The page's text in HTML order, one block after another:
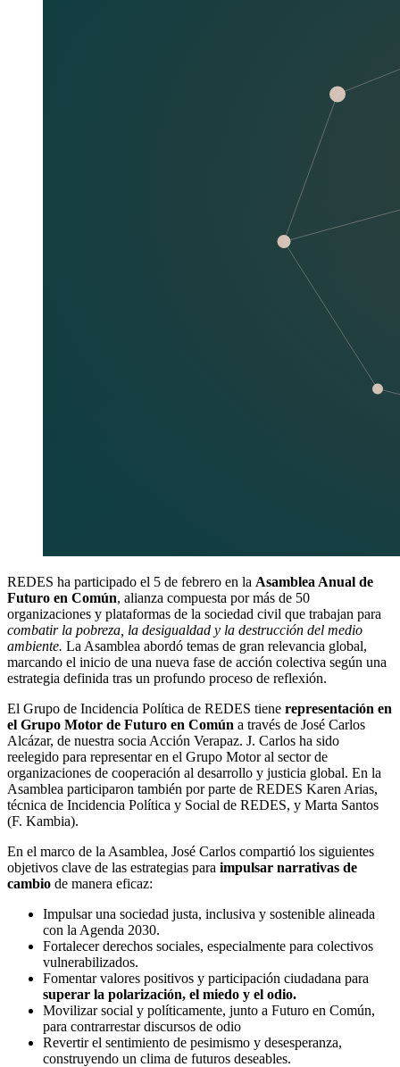
REDES ha participado el 5 de febrero en la Asamblea Anual de
Futuro en Común, alianza compuesta por más de 50
organizaciones y plataformas de la sociedad civil que trabajan para
combatir la pobreza, la desigualdad y la destrucción del medio
ambiente. La Asamblea abordó temas de gran relevancia global,
marcando el inicio de una nueva fase de acción colectiva según una
estrategia definida tras un profundo proceso de reflexión.
El Grupo de Incidencia Política de REDES tiene representación en
el Grupo Motor de Futuro en Común a través de José Carlos
Alcázar, de nuestra socia Acción Verapaz. J. Carlos ha sido
reelegido para representar en el Grupo Motor al sector de
organizaciones de cooperación al desarrollo y justicia global. En la
Asamblea participaron también por parte de REDES Karen Arias,
técnica de Incidencia Política y Social de REDES, y Marta Santos
(F. Kambia).
En el marco de la Asamblea, José Carlos compartió los siguientes
objetivos clave de las estrategias para impulsar narrativas de
cambio de manera eficaz:
Impulsar una sociedad justa, inclusiva y sostenible alineada
con la Agenda 2030.
Fortalecer derechos sociales, especialmente para colectivos
vulnerabilizados.
Fomentar valores positivos y participación ciudadana para
superar la polarización, el miedo y el odio.
Movilizar social y políticamente, junto a Futuro en Común,
para contrarrestar discursos de odio
Revertir el sentimiento de pesimismo y desesperanza,
construyendo un clima de futuros deseables.